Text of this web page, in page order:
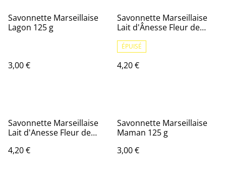
Savonnette Marseillaise
Lagon 125 g
3,00 €
Savonnette Marseillaise
Lait d'Ânesse Fleur de
ÉPUISÉ
4,20 €
Savonnette Marseillaise
Lait d'Anesse Fleur de
4,20 €
Savonnette Marseillaise
Maman 125 g
3,00 €